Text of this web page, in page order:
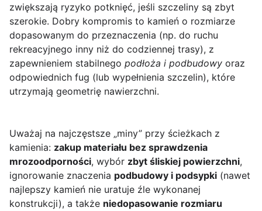
zwiększają ryzyko potknięć, jeśli szczeliny są zbyt
szerokie. Dobry kompromis to kamień o rozmiarze
dopasowanym do przeznaczenia (np. do ruchu
rekreacyjnego inny niż do codziennej trasy), z
zapewnieniem stabilnego podłoża i podbudowy oraz
odpowiednich fug (lub wypełnienia szczelin), które
utrzymają geometrię nawierzchni.
Uważaj na najczęstsze „miny” przy ścieżkach z
kamienia: zakup materiału bez sprawdzenia
mrozoodporności, wybór zbyt śliskiej powierzchni,
ignorowanie znaczenia podbudowy i podsypki (nawet
najlepszy kamień nie uratuje źle wykonanej
konstrukcji), a także niedopasowanie rozmiaru